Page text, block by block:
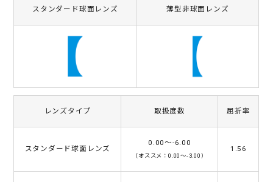
スタンダード球面レンズ 薄型非球面レンズ
レンズタイプ 取扱度数 屈折率
スタンダード球面レンズ
0.00～-6.00
（オススメ：0.00～-3.00）
1.56